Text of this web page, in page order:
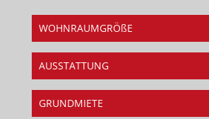
WOHNRAUMGRÖßE
AUSSTATTUNG
GRUNDMIETE